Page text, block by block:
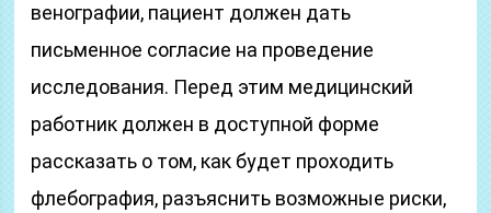
венографии, пациент должен дать
письменное согласие на проведение
исследования. Перед этим медицинский
работник должен в доступной форме
рассказать о том, как будет проходить
флебография, разъяснить возможные риски,